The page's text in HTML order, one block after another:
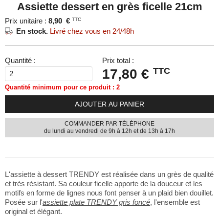
Assiette dessert en grès ficelle 21cm
Prix unitaire : 8,90 € TTC
En stock. Livré chez vous en 24/48h
Quantité : Prix total :
17,80 € TTC
Quantité minimum pour ce produit : 2
AJOUTER AU PANIER
COMMANDER PAR TÉLÉPHONE
du lundi au vendredi de 9h à 12h et de 13h à 17h
L'assiette à dessert TRENDY est réalisée dans un grès de qualité
et très résistant. Sa couleur ficelle apporte de la douceur et les
motifs en forme de lignes nous font penser à un plaid bien douillet.
Posée sur l'assiette plate TRENDY gris foncé, l'ensemble est
original et élégant.